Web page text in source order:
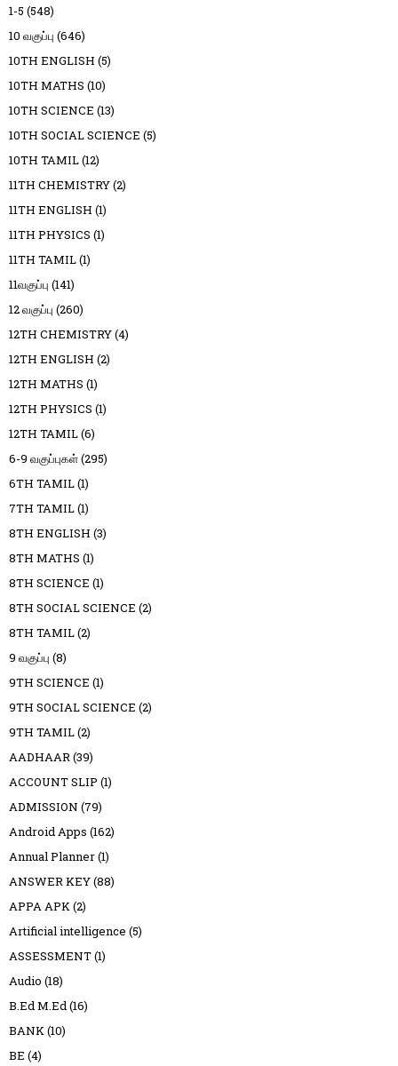
1-5 (548)
10 வகுப்பு (646)
10TH ENGLISH (5)
10TH MATHS (10)
10TH SCIENCE (13)
10TH SOCIAL SCIENCE (5)
10TH TAMIL(12)
11TH CHEMISTRY(2)
11TH ENGLISH (1)
11TH PHYSICS (1)
11TH TAMIL(1)
11வகுப்பு (141)
12 வகுப்பு (260)
12TH CHEMISTRY(4)
12TH ENGLISH (2)
12TH MATHS (1)
12TH PHYSICS (1)
12TH TAMIL(6)
6-9 வகுப்புகள்(295)
6TH TAMIL(1)
7TH TAMIL(1)
8TH ENGLISH (3)
8TH MATHS (1)
8TH SCIENCE (1)
8TH SOCIAL SCIENCE (2)
8TH TAMIL(2)
9 வகுப்பு (8)
9TH SCIENCE (1)
9TH SOCIAL SCIENCE (2)
9TH TAMIL(2)
AADHAAR(39)
ACCOUNT SLIP (1)
ADMISSION (79)
Android Apps (162)
Annual Planner(1)
ANSWER KEY(88)
APPA APK(2)
Artificial intelligence (5)
ASSESSMENT(1)
Audio (18)
B.Ed M.Ed(16)
BANK(10)
BE (4)